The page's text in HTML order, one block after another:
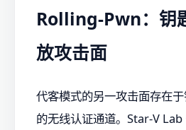
Rolling-Pwn：钥
放攻击面
代客模式的另一攻击面存在
的无线认证通道。Star-V